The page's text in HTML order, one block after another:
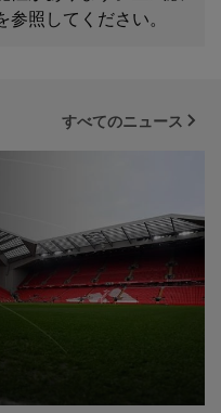
照してください。
すべてのニュース